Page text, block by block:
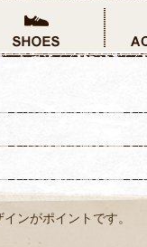
ンがポイントです。